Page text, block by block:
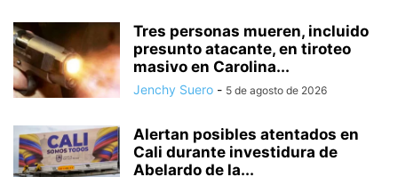
Tres personas mueren, incluido
presunto atacante, en tiroteo
masivo en Carolina...
Jenchy Suero - 5 de agosto de 2026
Alertan posibles atentados en
Cali durante investidura de
Abelardo de la...